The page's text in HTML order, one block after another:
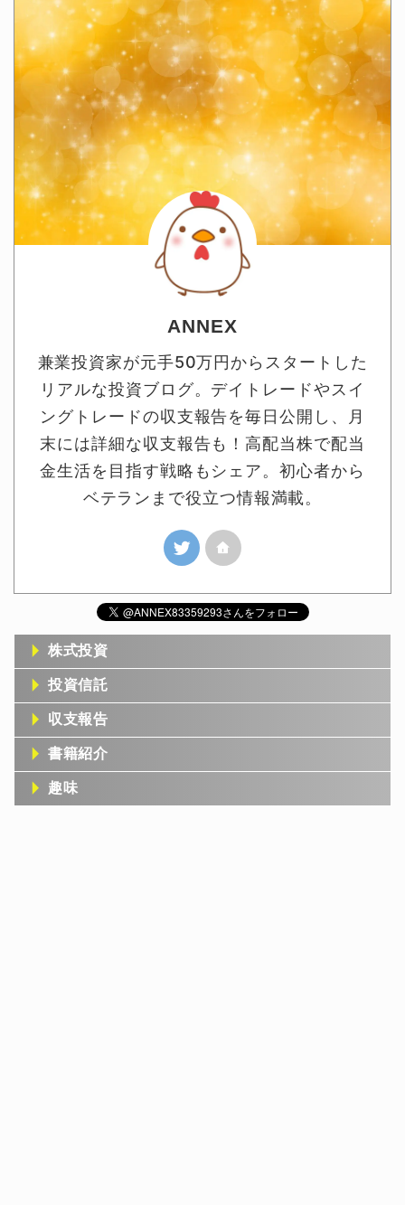
ANNEX
兼業投資家が元手50万円からスタートした
リアルな投資ブログ。デイトレードやスイ
ングトレードの収支報告を毎日公開し、月
末には詳細な収支報告も！高配当株で配当
金生活を目指す戦略もシェア。初心者から
ベテランまで役立つ情報満載。
株式投資
投資信託
収支報告
書籍紹介
趣味